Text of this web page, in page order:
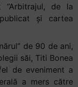
”Arbitrajul, de la
și cartea
de 90 de ani,
săi, Titi Bonea
de eveniment a
a mers către